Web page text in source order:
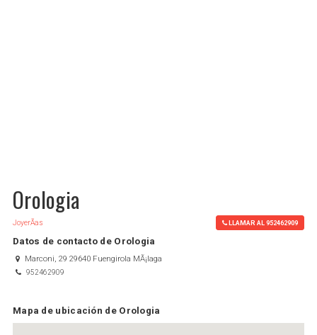
Orologia
JoyerÃ­as LLAMAR AL 952462909
Datos de contacto de Orologia
Marconi, 29 29640 Fuengirola MÃ¡laga
952462909
Mapa de ubicación de Orologia